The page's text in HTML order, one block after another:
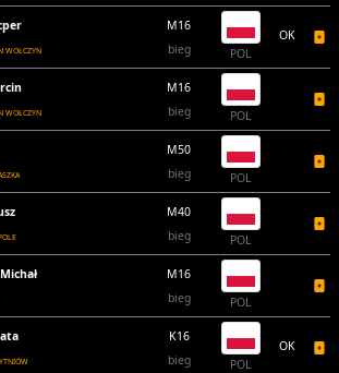
WOŁCZYN
M16
bieg
POL
OK
WOŁCZYN
M16
bieg
POL
M50
bieg
POL
M40
bieg
POL
M16
bieg
POL
K16
bieg
POL
OK